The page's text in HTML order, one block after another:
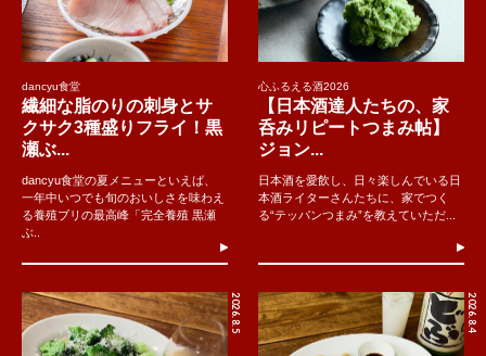
dancyu食堂
繊細な脂のりの刺身とサ
クサク3種盛りフライ！黒
瀬ぶ...
dancyu食堂の夏メニューといえば、
一年中いつでも旬のおいしさを味わえ
る養殖ブリの最高峰「完全養殖 黒瀬
ぶ..
心ふるえる酒2026
【日本酒達人たちの、家
呑みリピートつまみ帖】
ジョン...
日本酒を愛飲し、日々楽しんでいる日
本酒ライターさんたちに、家でつく
る“テッパンつまみ”を教えていただ...
2026.8.5 2026.8.4